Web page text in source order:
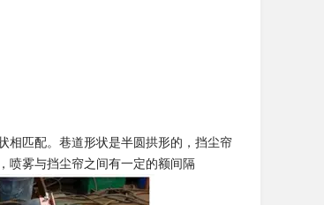
相匹配。巷道形状是半圆拱形的，挡尘帘
喷雾与挡尘帘之间有一定的额间隔